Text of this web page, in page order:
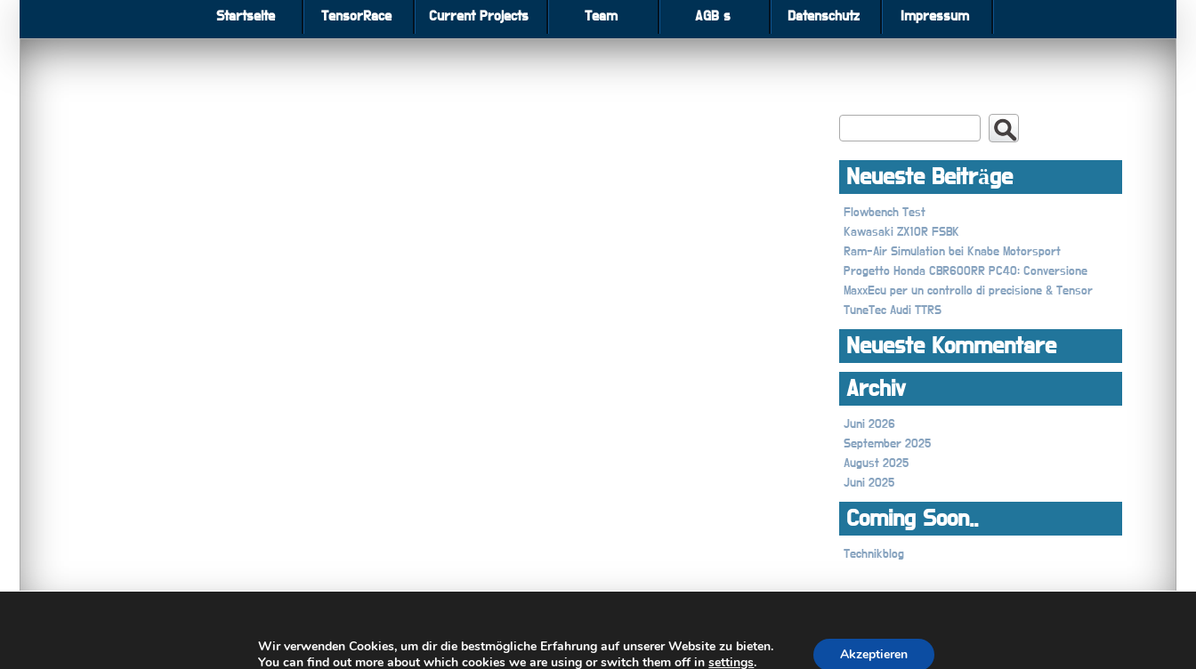
Startseite TensorRace Current Projects Team AGB s Datenschutz Impressum
Neueste Beiträge
Flowbench Test
Kawasaki ZX10R FSBK
Ram-Air Simulation bei Knabe Motorsport
Progetto Honda CBR600RR PC40: Conversione
MaxxEcu per un controllo di precisione & Tensor
TuneTec Audi TTRS
Neueste Kommentare
Archiv
Juni 2026
September 2025
August 2025
Juni 2025
Coming Soon..
Technikblog
All rights reserved © TensorRace
Wir verwenden Cookies, um dir die bestmögliche Erfahrung auf unserer Website zu bieten.
You can find out more about which cookies we are using or switch them off insettings. Akzeptieren